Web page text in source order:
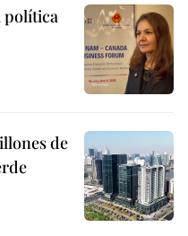
política
de